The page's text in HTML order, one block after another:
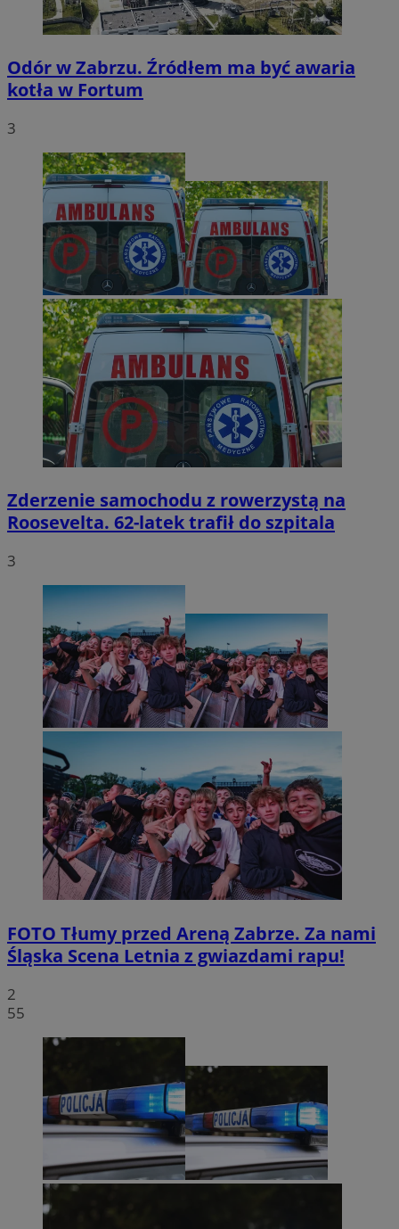
Odór w Zabrzu. Źródłem ma być awaria
kotła w Fortum
3
Zderzenie samochodu z rowerzystą na
Roosevelta. 62-latek trafił do szpitala
3
FOTO Tłumy przed Areną Zabrze. Za nami
Śląska Scena Letnia z gwiazdami rapu!
2
55